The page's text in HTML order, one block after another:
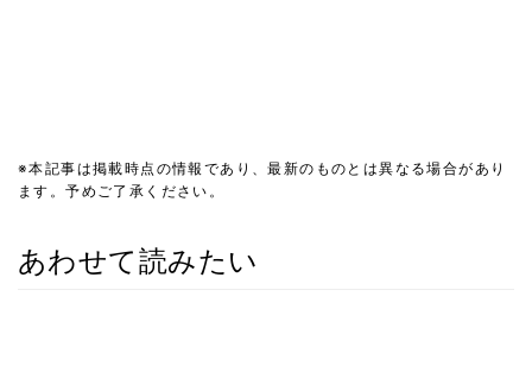
※本記事は掲載時点の情報であり、最新のものとは異なる場合があり
ます。予めご了承ください。
あわせて読みたい